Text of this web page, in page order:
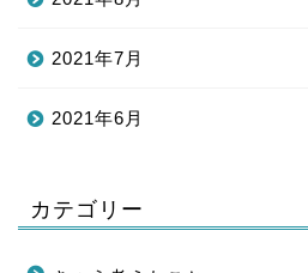
2021年7月
2021年6月
カテゴリー